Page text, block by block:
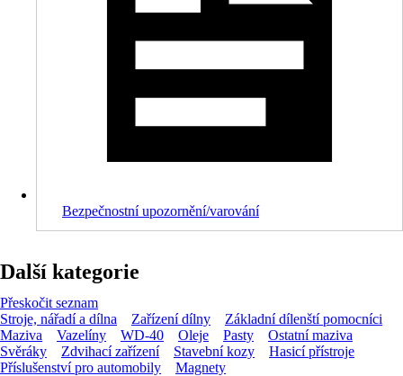
Bezpečnostní upozornění/varování
Další kategorie
Přeskočit seznam
Stroje, nářadí a dílna
Zařízení dílny
Základní dílenští pomocníci
Maziva
Vazelíny WD-40 Oleje Pasty
Ostatní maziva
Svěráky
Zdvihací zařízení Stavební kozy
Hasicí přístroje
Příslušenství pro automobily
Magnety